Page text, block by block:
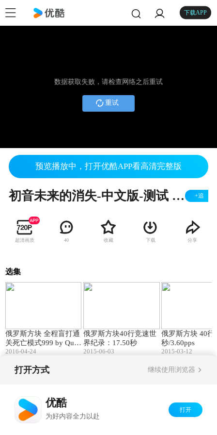
下载APP
数据获取失败，请检查网络之后重试
重试
预览播放中，打开优酷APP看高清完整版
初音未来的消失-中文版-测试 farteryhr +追
超清画质 40 收藏 下载 分享
选集
俄罗斯方块 全程盲打通
关死亡模式999 by Ques
tionMark
2016-04-24
俄罗斯方块40行竞速世
界纪录：17.50秒
2015-06-03
俄罗斯方块 40行
秒/3.60pps
2015-03-12
打开方式 继续使用浏览器
优酷
为好内容全力以赴
打开